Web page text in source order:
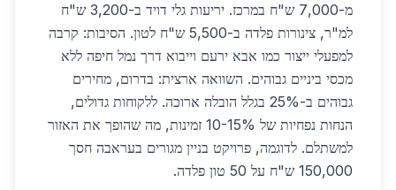
מ-7,000 ש"ח במרכז. יריעות גלי דויד ב-3,200 ש"ח
למ"ר, צינורות פלדה ב-5,500 ש"ח לטון. הסיבות: קרבה
למפעלי ייצור כמו אבא ירעם וייבוא דרך נמל חיפה ללא
מכסי ביניים גבוהים. השוואה ארצית: בדרום, מחירים
גבוהים ב-25% בגלל הובלה ארוכה. ללקוחות גדולים,
הנחות נפחיות של 10-15% זמינות, מה שהופך את האזור
למשתלם. לדוגמה, פרויקט בניין מגורים בעראבה חסך
150,000 ש"ח על 50 טון פלדה.